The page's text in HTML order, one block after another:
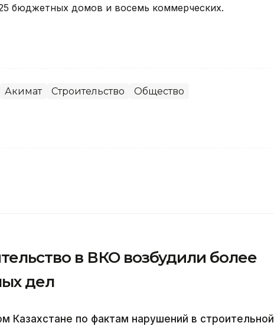
бюджетных домов и восемь коммерческих.
Акимат Строительство Общество
в ВКО возбудили более
дел
Казахстане по фактам нарушений в строительной